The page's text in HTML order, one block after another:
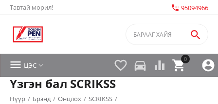
Тавтай морил! settings_phone 95094966


0

 directions_car 
 ЦЭС 
Үзгэн бал SCRIKSS
Нүүр / Брэнд / Онцлох / SCRIKSS /